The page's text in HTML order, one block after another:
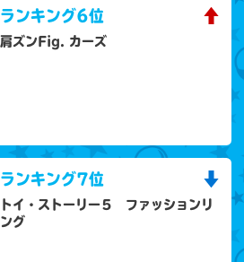
ランキング6位
肩ズンFig. カーズ
ランキング7位
トイ・ストーリー５ ファッションリ
ング